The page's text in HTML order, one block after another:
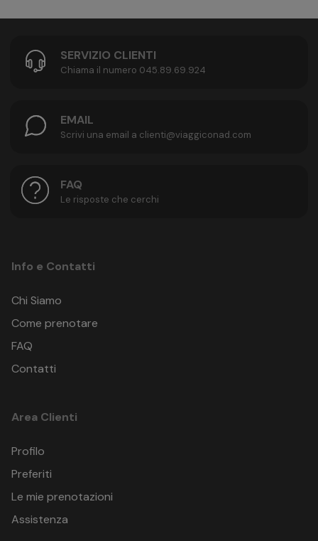
SERVIZIO CLIENTI
Chiama il numero 045.89.69.924
EMAIL
Scrivi una email a clienti@viaggiconad.com
FAQ
Le risposte che cerchi
Info e Contatti
Chi Siamo
Come prenotare
FAQ
Contatti
Area Clienti
Profilo
Preferiti
Le mie prenotazioni
Assistenza